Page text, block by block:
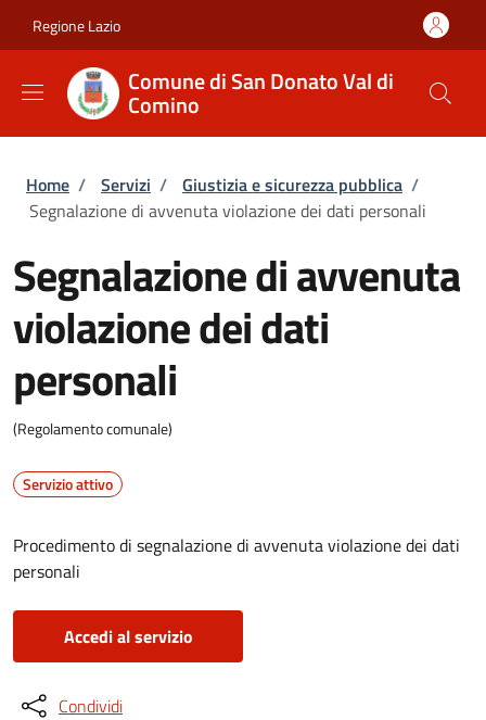
Regione Lazio
Comune di San Donato Val di
Comino
Briciole di pane
Home / Servizi / Giustizia e sicurezza pubblica /
Segnalazione di avvenuta violazione dei dati personali
Segnalazione di avvenuta
violazione dei dati
personali
(Regolamento comunale)
Servizio attivo
Procedimento di segnalazione di avvenuta violazione dei dati
personali
Accedi al servizio
Condividi